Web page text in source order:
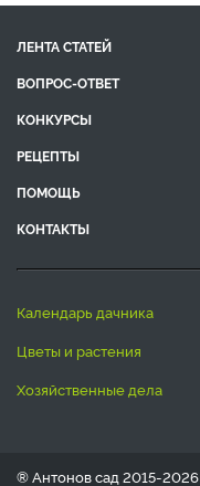
ЛЕНТА СТАТЕЙ
ВОПРОС-ОТВЕТ
КОНКУРСЫ
РЕЦЕПТЫ
ПОМОЩЬ
КОНТАКТЫ
календарь дачника
цветы и растения
хозяйственные дела
® Антонов сад 2015-2026